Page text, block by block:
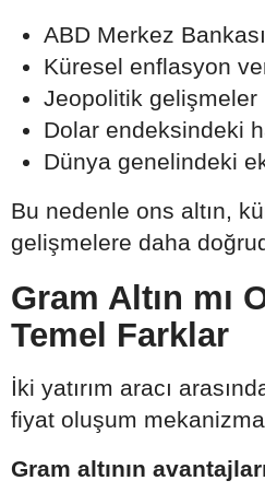
ABD Merkez
Küresel enflasyon
Jeopolitik gelişmeler
Dolar endeksindeki
Dünya genelindeki
Bu nedenle ons altın,
gelişmelere daha
Gram Altın mı
Temel Farklar
İki yatırım aracı
fiyat oluşum
Gram altının